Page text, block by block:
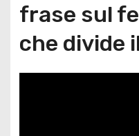
frase sul
che divide